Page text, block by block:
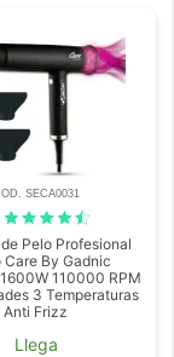
SECA0031
Pelo Profesional
Care By Gadnic
110000 RPM
3 Temperaturas
Anti Frizz
Llega